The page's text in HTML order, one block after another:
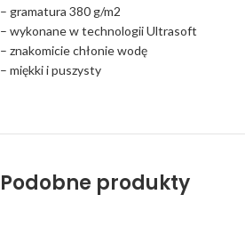
– gramatura 380 g/m2
– wykonane w technologii Ultrasoft
– znakomicie chłonie wodę
– miękki i puszysty
Podobne produkty